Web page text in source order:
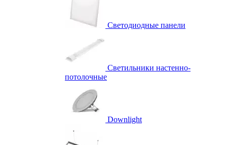
Светодиодные панели
Светильники настенно-
потолочные
Downlight